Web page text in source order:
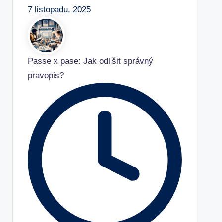
7 listopadu, 2025
Passe x pase: Jak odlišit správný
pravopis?